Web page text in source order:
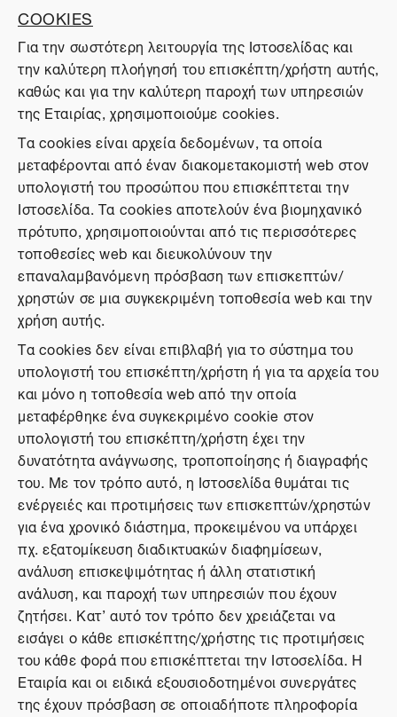
COOKIES
Για την σωστότερη λειτουργία της Ιστοσελίδας και
την καλύτερη πλοήγησή του επισκέπτη/χρήστη αυτής,
καθώς και για την καλύτερη παροχή των υπηρεσιών
της Εταιρίας, χρησιμοποιούμε cookies.
Τα cookies είναι αρχεία δεδομένων, τα οποία
μεταφέρονται από έναν διακομετακομιστή web στον
υπολογιστή του προσώπου που επισκέπτεται την
Ιστοσελίδα. Τα cookies αποτελούν ένα βιομηχανικό
πρότυπο, χρησιμοποιούνται από τις περισσότερες
τοποθεσίες web και διευκολύνουν την
επαναλαμβανόμενη πρόσβαση των επισκεπτών/
χρηστών σε μια συγκεκριμένη τοποθεσία web και την
χρήση αυτής.
Τα cookies δεν είναι επιβλαβή για το σύστημα του
υπολογιστή του επισκέπτη/χρήστη ή για τα αρχεία του
και μόνο η τοποθεσία web από την οποία
μεταφέρθηκε ένα συγκεκριμένο cookie στον
υπολογιστή του επισκέπτη/χρήστη έχει την
δυνατότητα ανάγνωσης, τροποποίησης ή διαγραφής
του. Με τον τρόπο αυτό, η Ιστοσελίδα θυμάται τις
ενέργειές και προτιμήσεις των επισκεπτών/χρηστών
για ένα χρονικό διάστημα, προκειμένου να υπάρχει
πχ. εξατομίκευση διαδικτυακών διαφημίσεων,
ανάλυση επισκεψιμότητας ή άλλη στατιστική
ανάλυση, και παροχή των υπηρεσιών που έχουν
ζητήσει. Κατ’ αυτό τον τρόπο δεν χρειάζεται να
εισάγει ο κάθε επισκέπτης/χρήστης τις προτιμήσεις
του κάθε φορά που επισκέπτεται την Ιστοσελίδα. Η
Εταιρία και οι ειδικά εξουσιοδοτημένοι συνεργάτες
της έχουν πρόσβαση σε οποιαδήποτε πληροφορία